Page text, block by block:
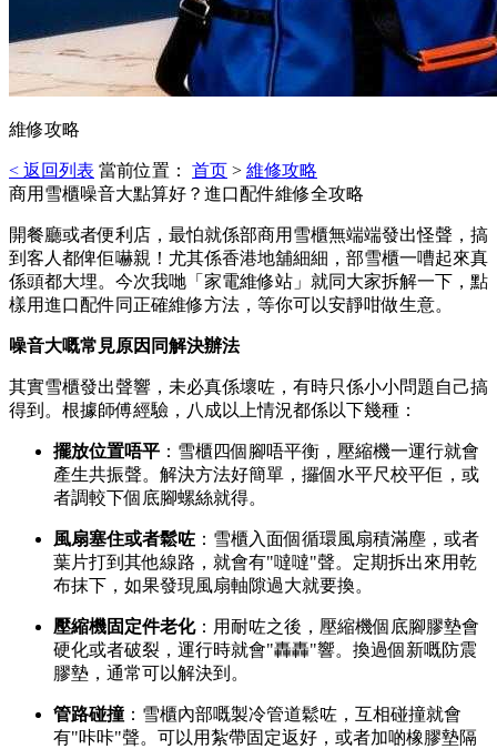
維修攻略
< 返回列表 當前位置： 首页 > 維修攻略
商用雪櫃噪音大點算好？進口配件維修全攻略
開餐廳或者便利店，最怕就係部商用雪櫃無端端發出怪聲，搞
到客人都俾佢嚇親！尤其係香港地舖細細，部雪櫃一嘈起來真
係頭都大埋。今次我哋「家電維修站」就同大家拆解一下，點
樣用進口配件同正確維修方法，等你可以安靜咁做生意。
噪音大嘅常見原因同解決辦法
其實雪櫃發出聲響，未必真係壞咗，有時只係小小問題自己搞
得到。根據師傅經驗，八成以上情況都係以下幾種：
擺放位置唔平 ：雪櫃四個腳唔平衡，壓縮機一運行就會
產生共振聲。解決方法好簡單，攞個水平尺校平佢，或
者調較下個底腳螺絲就得。
風扇塞住或者鬆咗 ：雪櫃入面個循環風扇積滿塵，或者
葉片打到其他線路，就會有"噠噠"聲。定期拆出來用乾
布抹下，如果發現風扇軸隙過大就要換。
壓縮機固定件老化：用耐咗之後，壓縮機個底腳膠墊會
硬化或者破裂，運行時就會"轟轟"響。換過個新嘅防震
膠墊，通常可以解決到。
管路碰撞 ：雪櫃內部嘅製冷管道鬆咗，互相碰撞就會
有"咔咔"聲。可以用紮帶固定返好，或者加啲橡膠墊隔